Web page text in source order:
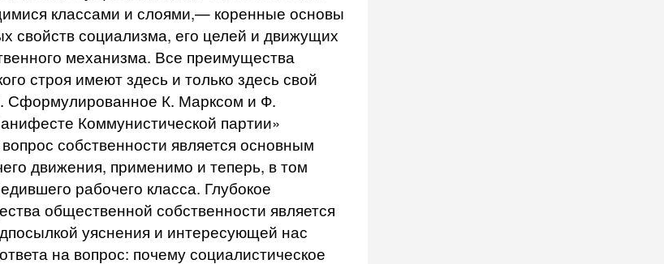
классами и слоями,— коренные основы
свойств социализма, его целей и движущих
механизма. Все преимущества
строя имеют здесь и только здесь свой
Сформулированное К. Марксом и Ф.
Коммунистической партии»
собственности является основным
движения, применимо и теперь, в том
рабочего класса. Глубокое
общественной собственности является
уяснения и интересующей нас
на вопрос: почему социалистическое